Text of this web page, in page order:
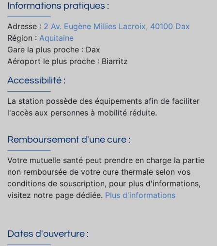
Informations pratiques :
Adresse : 2 Av. Eugène Millies Lacroix, 40100 Dax
Région : Aquitaine
Gare la plus proche : Dax
Aéroport le plus proche : Biarritz
Accessibilité :
La station possède des équipements afin de faciliter
l'accès aux personnes à mobilité réduite.
Remboursement d'une cure :
Votre mutuelle santé peut prendre en charge la partie
non remboursée de votre cure thermale selon vos
conditions de souscription, pour plus d'informations,
visitez notre page dédiée. Plus d'informations
Dates d'ouverture :